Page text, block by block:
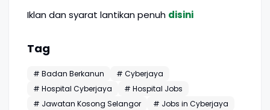
Iklan dan syarat lantikan penuh disini
Tag
# Badan Berkanun
# Cyberjaya
# Hospital Cyberjaya
# Hospital Jobs
# Jawatan Kosong Selangor
# Jobs in Cyberjaya